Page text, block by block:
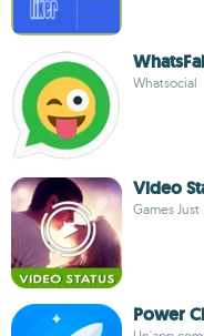
Whatsocial
Video
Games Just
Power